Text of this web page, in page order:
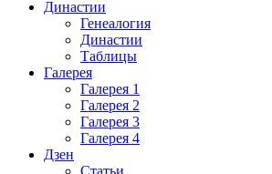
Династии
Генеалогия
Династии
Таблицы
Галерея
Галерея 1
Галерея 2
Галерея 3
Галерея 4
Дзен
Статьи